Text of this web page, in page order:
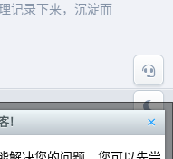
！ ×
记录下来，沉淀而